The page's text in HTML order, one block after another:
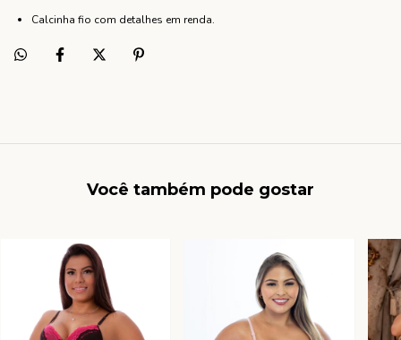
Calcinha fio com detalhes em renda.
Você também pode gostar